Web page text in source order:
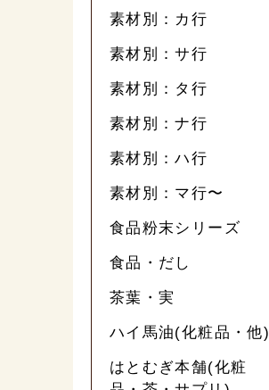
素材別：カ行
素材別：サ行
素材別：タ行
素材別：ナ行
素材別：ハ行
素材別：マ行〜
食品粉末シリーズ
食品・だし
茶葉・実
ハイ馬油(化粧品・他)
はとむぎ本舗(化粧